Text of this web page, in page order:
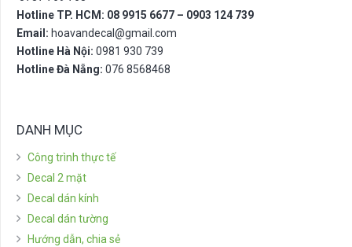
Hotline TP. HCM: 08 9915 6677 – 0903 124 739
Email: hoavandecal@gmail.com
Hotline Hà Nội: 0981 930 739
Hotline Đà Nẵng: 076 8568468
DANH MỤC
Công trình thực tế
Decal 2 mặt
Decal dán kính
Decal dán tường
Hướng dẫn, chia sẻ